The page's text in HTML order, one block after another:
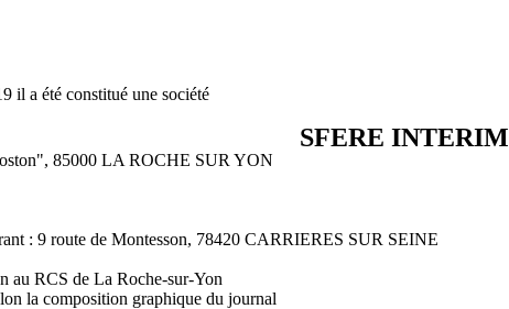
il a été constitué une société
SFERE INTERIM
85000 LA ROCHE SUR YON
: 9 route de Montesson, 78420 CARRIERES SUR SEINE
au RCS de La Roche-sur-Yon
la composition graphique du journal